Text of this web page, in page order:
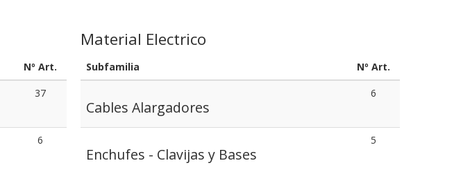
Nº Art.
37
6
Material Electrico
Subfamilia Nº Art.
Cables Alargadores
6
Enchufes - Clavijas y Bases
5